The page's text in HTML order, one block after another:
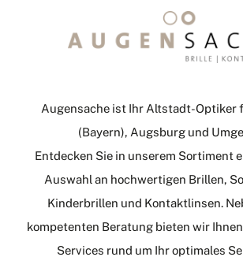
Augensache ist Ihr Altstadt-Optiker
(Bayern), Augsburg und
Entdecken Sie in unserem Sortiment
Auswahl an hochwertigen Brillen,
Kinderbrillen und Kontaktlinsen.
kompetenten Beratung bieten wir
Services rund um Ihr optimales